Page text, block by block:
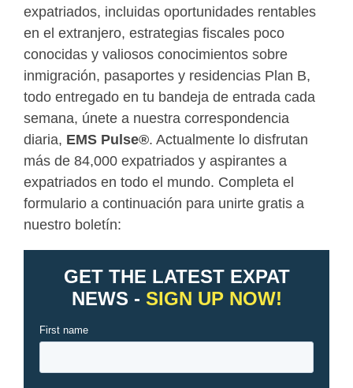
expatriados, incluidas oportunidades rentables
en el extranjero, estrategias fiscales poco
conocidas y valiosos conocimientos sobre
inmigración, pasaportes y residencias Plan B,
todo entregado en tu bandeja de entrada cada
semana, únete a nuestra correspondencia
diaria, EMS Pulse®. Actualmente lo disfrutan
más de 84,000 expatriados y aspirantes a
expatriados en todo el mundo. Completa el
formulario a continuación para unirte gratis a
nuestro boletín: